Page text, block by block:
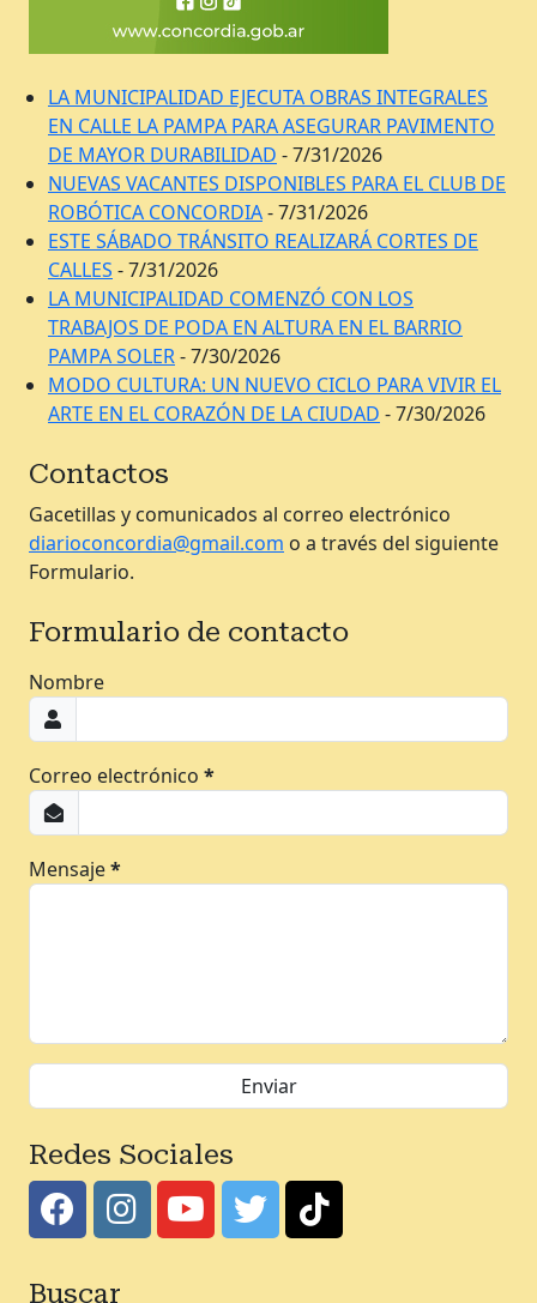
LA MUNICIPALIDAD EJECUTA OBRAS INTEGRALES
EN CALLE LA PAMPA PARA ASEGURAR PAVIMENTO
DE MAYOR DURABILIDAD - 7/31/2026
NUEVAS VACANTES DISPONIBLES PARA EL CLUB DE
ROBÓTICA CONCORDIA- 7/31/2026
ESTE SÁBADO TRÁNSITO REALIZARÁ CORTES DE
CALLES - 7/31/2026
LA MUNICIPALIDAD COMENZÓ CON LOS
TRABAJOS DE PODA EN ALTURA EN EL BARRIO
PAMPA SOLER- 7/30/2026
MODO CULTURA: UN NUEVO CICLO PARA VIVIR EL
ARTE EN EL CORAZÓN DE LA CIUDAD - 7/30/2026
Contactos
Gacetillas y comunicados al correo electrónico
diarioconcordia@gmail.com o a través del siguiente
Formulario.
Formulario de contacto
Nombre
Correo electrónico *
Mensaje*
Redes Sociales
Buscar